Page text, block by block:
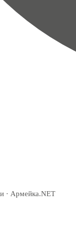
· Армейка.NET